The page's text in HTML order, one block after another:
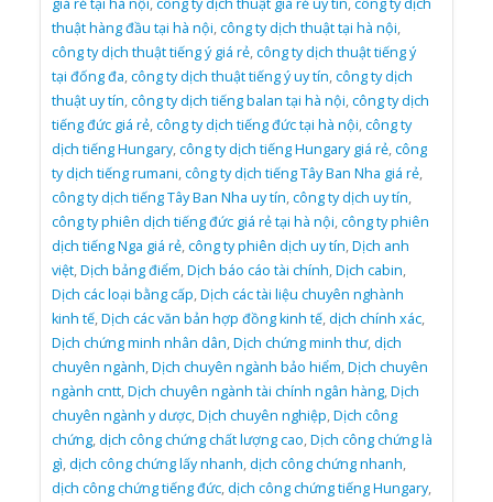
giá rẻ tại hà nội,công ty dịch thuật giá rẻ uy tín,công ty dịch
thuật hàng đầu tại hà nội,công ty dịch thuật tại hà nội,
công ty dịch thuật tiếng ý giá rẻ,công ty dịch thuật tiếng ý
tại đống đa,công ty dịch thuật tiếng ý uy tín,công ty dịch
thuật uy tín,công ty dịch tiếng balan tại hà nội,công ty dịch
tiếng đức giá rẻ,công ty dịch tiếng đức tại hà nội,công ty
dịch tiếng Hungary,công ty dịch tiếng Hungary giá rẻ,công
ty dịch tiếng rumani,công ty dịch tiếng Tây Ban Nha giá rẻ,
công ty dịch tiếng Tây Ban Nha uy tín,công ty dịch uy tín,
công ty phiên dịch tiếng đức giá rẻ tại hà nội,công ty phiên
dịch tiếng Nga giá rẻ,công ty phiên dịch uy tín,Dịch anh
việt,Dịch bảng điểm,Dịch báo cáo tài chính,Dịch cabin,
Dịch các loại bằng cấp,Dịch các tài liệu chuyên nghành
kinh tế,Dịch các văn bản hợp đồng kinh tế,dịch chính xác,
Dịch chứng minh nhân dân,Dịch chứng minh thư,dịch
chuyên ngành,Dịch chuyên ngành bảo hiểm,Dịch chuyên
ngành cntt,Dịch chuyên ngành tài chính ngân hàng,Dịch
chuyên ngành y dược,Dịch chuyên nghiệp,Dịch công
chứng,dịch công chứng chất lượng cao,Dịch công chứng là
gì,dịch công chứng lấy nhanh,dịch công chứng nhanh,
dịch công chứng tiếng đức,dịch công chứng tiếng Hungary,